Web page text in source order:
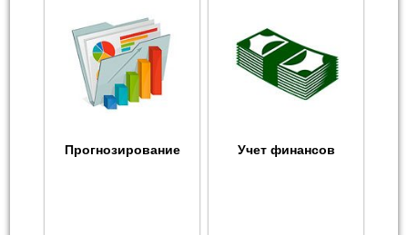
Прогнозирование Учет финансов